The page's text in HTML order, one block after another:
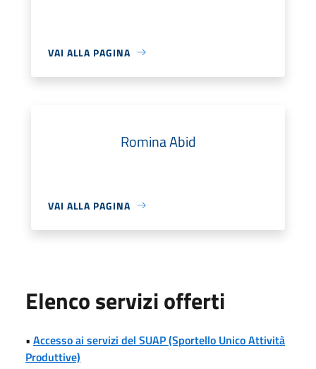
VAI ALLA PAGINA
Romina Abid
VAI ALLA PAGINA
Elenco servizi offerti
• Accesso ai servizi del SUAP (Sportello Unico Attività
Produttive)